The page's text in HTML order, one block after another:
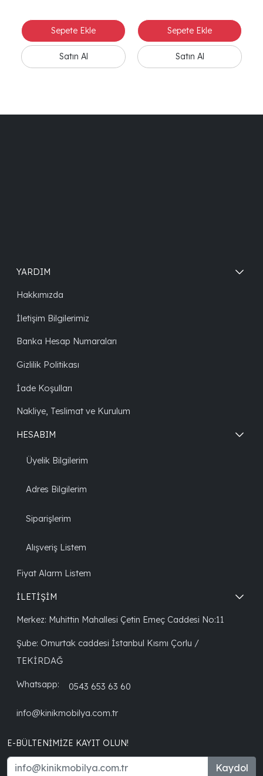
YARDIM
Hakkımızda
İletişim Bilgilerimiz
Banka Hesap Numaraları
Gizlilik Politikası
İade Koşulları
Nakliye, Teslimat ve Kurulum
HESABIM
Üyelik Bilgilerim
Adres Bilgilerim
Siparişlerim
Alışveriş Listem
Fiyat Alarm Listem
İLETİŞİM
Merkez: Muhittin Mahallesi Çetin Emeç Caddesi No:11
Şube: Omurtak caddesi İstanbul Kısmı Çorlu /
TEKİRDAĞ
Whatsapp: 0543 653 63 60
info@kinikmobilya.com.tr
E-BÜLTENIMIZE KAYIT OLUN!
Kaydol